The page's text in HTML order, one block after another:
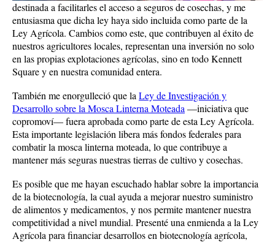
destinada a facilitarles el acceso a seguros de cosechas, y me
entusiasma que dicha ley haya sido incluida como parte de la
Ley Agrícola. Cambios como este, que contribuyen al éxito de
nuestros agricultores locales, representan una inversión no solo
en las propias explotaciones agrícolas, sino en todo Kennett
Square y en nuestra comunidad entera.
También me enorgulleció que la Ley de Investigación y
Desarrollo sobre la Mosca Linterna Moteada —iniciativa que
copromoví— fuera aprobada como parte de esta Ley Agrícola.
Esta importante legislación libera más fondos federales para
combatir la mosca linterna moteada, lo que contribuye a
mantener más seguras nuestras tierras de cultivo y cosechas.
Es posible que me hayan escuchado hablar sobre la importancia
de la biotecnología, la cual ayuda a mejorar nuestro suministro
de alimentos y medicamentos, y nos permite mantener nuestra
competitividad a nivel mundial. Presenté una enmienda a la Ley
Agrícola para financiar desarrollos en biotecnología agrícola,